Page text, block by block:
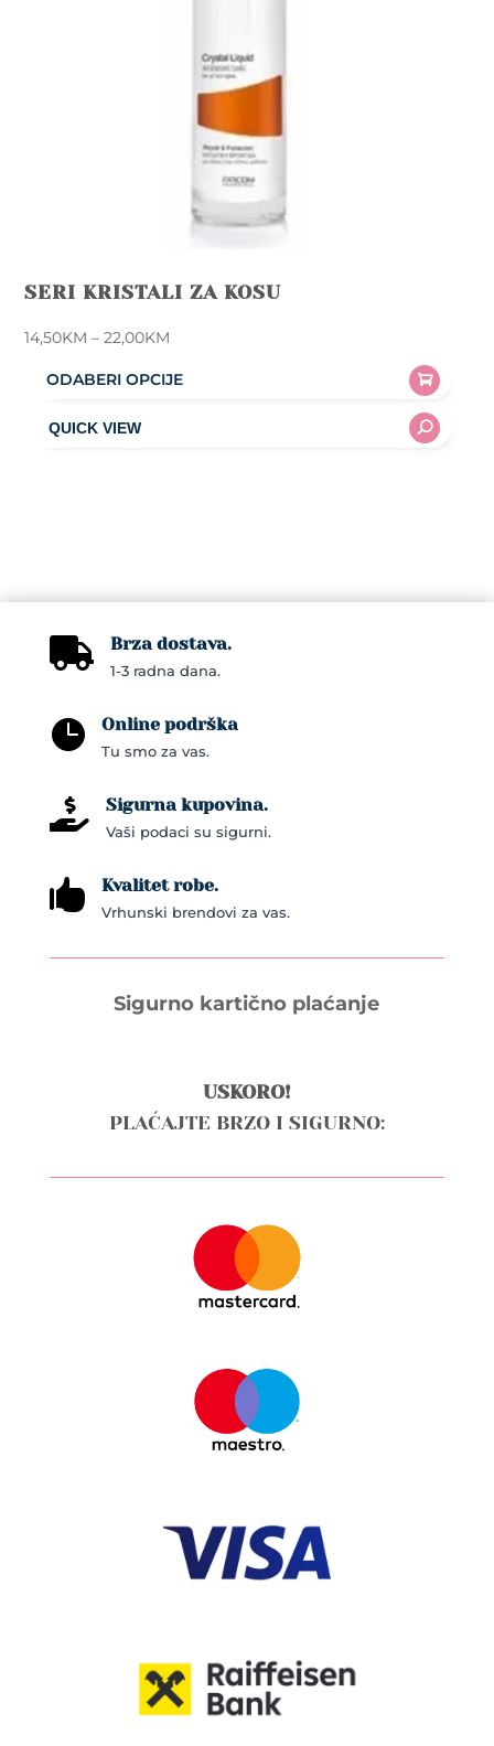
SERI KRISTALI ZA KOSU
14,50KM – 22,00KM
ODABERI OPCIJE
product
chosen
product
 Brza dostava.
1-3 radna dana.
 Online podrška
Tu smo za vas.
 Sigurna kupovina.
Vaši podaci su sigurni.
 Kvalitet robe.
Vrhunski brendovi za vas.
Sigurno kartično plaćanje
USKORO!
PLAĆAJTE BRZO I SIGURNO: